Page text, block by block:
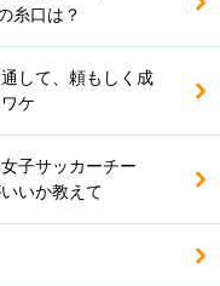
糸口は？
して、頼もしく成
ケ
子サッカーチー
いか教えて